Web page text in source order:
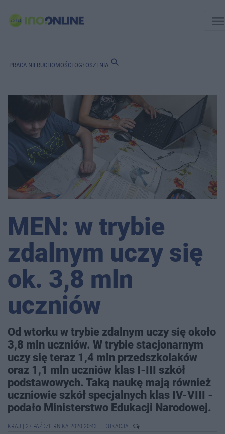
PRACA NIERUCHOMOŚCI OGŁOSZENIA search
MEN: w trybie
zdalnym uczy się
ok. 3,8 mln
uczniów
Od wtorku w trybie zdalnym uczy się około
3,8 mln uczniów. W trybie stacjonarnym
uczy się teraz 1,4 mln przedszkolaków
oraz 1,1 mln uczniów klas I-III szkół
podstawowych. Taką naukę mają również
uczniowie szkół specjalnych klas IV-VIII -
podało Ministerstwo Edukacji Narodowej.
KRAJ 27 PAŹDZIERNIKA 2020 20:43 EDUKACJA